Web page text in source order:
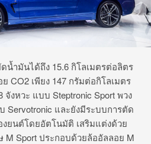
น้ำมันได้ถึง 15.6 กิโลเมตรต่อลิตร
CO2 เพียง 147 กรัมต่อกิโลเมตร
จังหวะ แบบ Steptronic Sport พวง
Servotronic และยังมีระบบการตัด
งยนต์โดยอัตโนมัติ เสริมแต่งด้วย
M Sport ประกอบด้วยล้ออัลลอย M